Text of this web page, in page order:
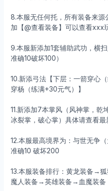
8.本服无任何托，所有装备来
加【@查看装备】可以查看xxx
9.本服新添加1套辅助武功，横
准确10破坏100）
10.新添弓法【下层：一箭穿心
穿杨（练满+30元气）】
11.新添加7本掌风（风神掌，乾
冰裂掌，破心掌）具体请查看最
12.本服最高境界为：与世无争
准确10 破坏200
13.本服装备排行：黄龙装备→
魔人装备→英雄装备→血魔装备